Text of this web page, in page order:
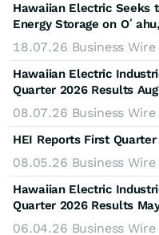
Hawaiian Electric Seeks
Energy Storage on
18.07.26 Business
Hawaiian Electric
Quarter 2026 Results
08.07.26 Business
HEI Reports First
08.05.26 Business
Hawaiian Electric
Quarter 2026 Results
06.04.26 Business